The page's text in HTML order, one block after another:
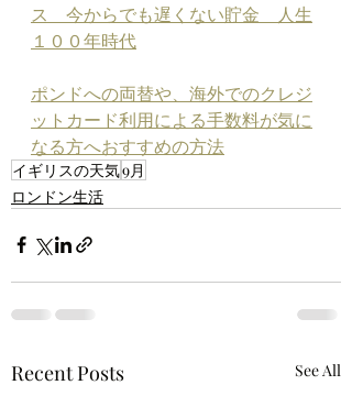
ス　今からでも遅くない貯金　人生
１００年時代
ポンドへの両替や、海外でのクレジ
ットカード利用による手数料が気に
なる方へおすすめの方法
イギリスの天気9月
ロンドン生活
Recent Posts See All